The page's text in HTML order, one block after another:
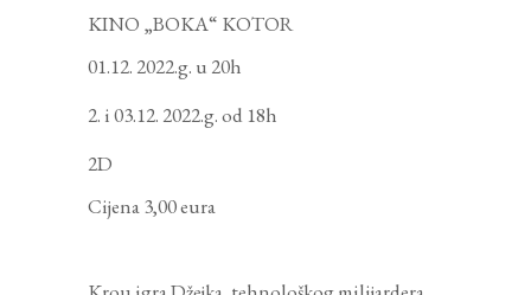
KINO „BOKA“ KOTOR
01.12. 2022.g. u 20h
i 03.12. 2022.g. od 18h
2D
Cijena 3,00 eura